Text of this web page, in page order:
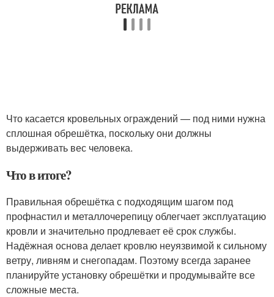
Что касается кровельных ограждений — под ними нужна
сплошная обрешётка, поскольку они должны
выдерживать вес человека.
Что в итоге?
Правильная обрешётка с подходящим шагом под
профнастил и металлочерепицу облегчает эксплуатацию
кровли и значительно продлевает её срок службы.
Надёжная основа делает кровлю неуязвимой к сильному
ветру, ливням и снегопадам. Поэтому всегда заранее
планируйте установку обрешётки и продумывайте все
сложные места.